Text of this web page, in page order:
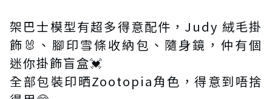
架巴士模型有超多得意配件，Judy 絨毛掛
飾🐰、腳印雪條收納包、隨身鏡，仲有個
迷你掛飾盲盒💓
全部包裝印晒Zootopia角色，得意到唔捨